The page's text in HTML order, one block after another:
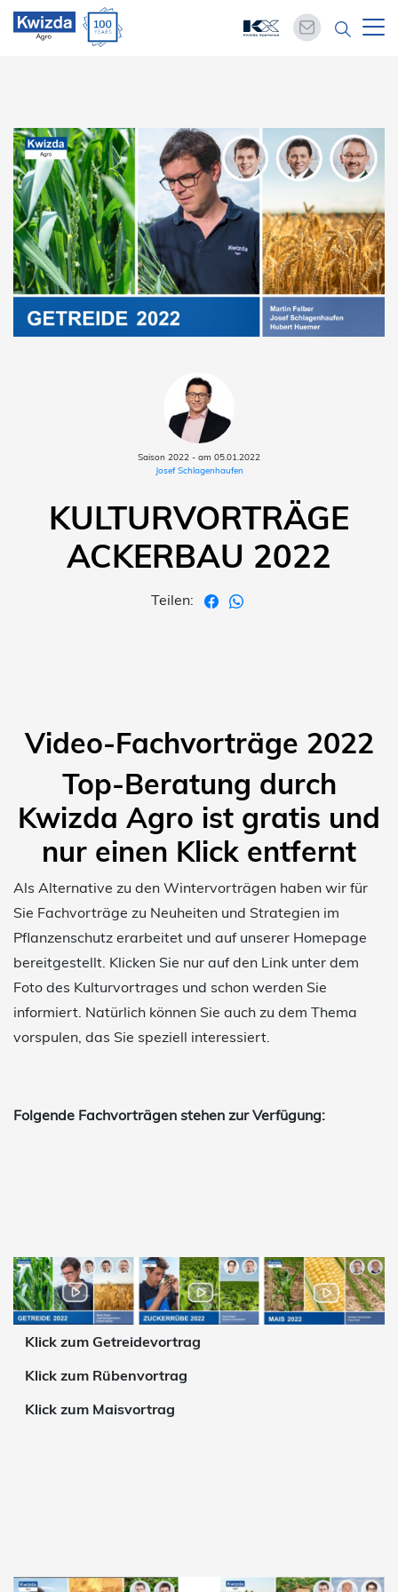
Saison 2022 - am 05.01.2022
Josef Schlagenhaufen
KULTURVORTRÄGE
ACKERBAU 2022
Teilen:
Video-Fachvorträge 2022
Top-Beratung durch
Kwizda Agro ist gratis und
nur einen Klick entfernt
Als Alternative zu den Wintervorträgen haben wir für
Sie Fachvorträge zu Neuheiten und Strategien im
Pflanzenschutz erarbeitet und auf unserer Homepage
bereitgestellt. Klicken Sie nur auf den Link unter dem
Foto des Kulturvortrages und schon werden Sie
informiert. Natürlich können Sie auch zu dem Thema
vorspulen, das Sie speziell interessiert.
Folgende Fachvorträgen stehen zur Verfügung:
Klick zum Getreidevortrag
Klick zum Rübenvortrag
Klick zum Maisvortrag